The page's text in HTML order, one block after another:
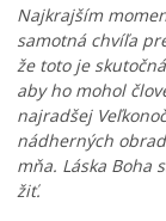
Najkrajším
samotná chvíľa
že toto je
aby ho mohol
najradšej
nádherných
mňa. Láska Boha
žiť.
é
k
ú
p
a
l
i
s
k
t
í
v
n
e
p
a
t
r
k
a
č
a
s
o
m
:
K